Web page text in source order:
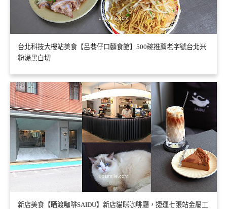
台北科技大樓站美食【呂巷仔口麵食館】500碗推薦老字號台北米
粉湯黑白切
新店美食【晒渡咖啡SAIDU】新店貓咪咖啡廳，捷運七張站金屬工